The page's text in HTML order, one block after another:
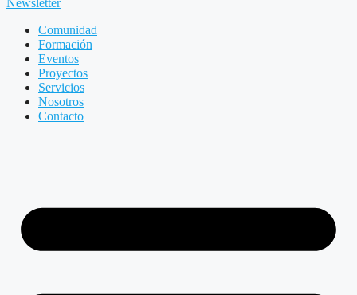
Newsletter
Comunidad
Formación
Eventos
Proyectos
Servicios
Nosotros
Contacto